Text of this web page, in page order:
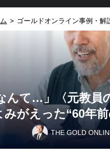
> ゴールドオンライン事例・解
んて…」〈元教員
がえった“60年
THE GOLD